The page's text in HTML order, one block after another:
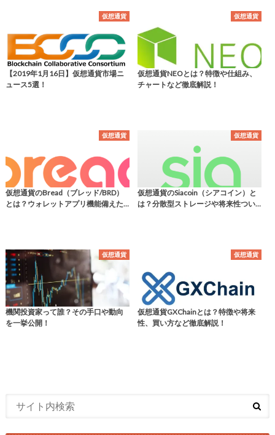
仮想通貨
【2019年1月16日】仮想通貨市場ニ
ュース5選！
仮想通貨
仮想通貨NEOとは？特徴や仕組み、
チャートなど徹底解説！
仮想通貨
仮想通貨のBread（ブレッド/BRD）
とは？ウォレットアプリ機能備えた…
仮想通貨
仮想通貨のSiacoin（シアコイン）と
は？分散型ストレージや将来性つい…
仮想通貨
機関投資家って誰？その手口や動向
を一挙公開！
仮想通貨
仮想通貨GXChainとは？特徴や将来
性、買い方など徹底解説！